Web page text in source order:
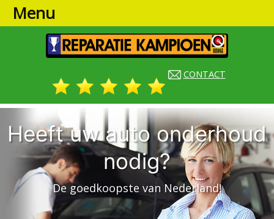
CONTACT
Heeft uw auto onderhoud
nodig?
De goedkoopste van Nederland!
Menu